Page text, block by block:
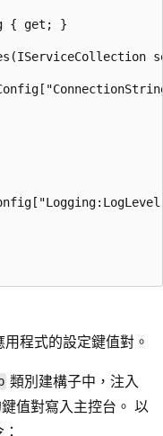
{ get; }
程式的設定鍵值對。
類別建構子中，注入
鍵值對寫入主控台。 以